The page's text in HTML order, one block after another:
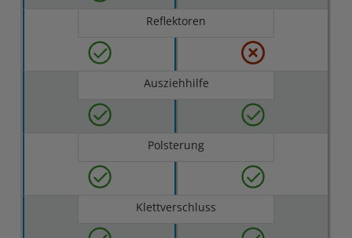
Reflektoren
Ausziehhilfe
Polsterung
Klettverschluss